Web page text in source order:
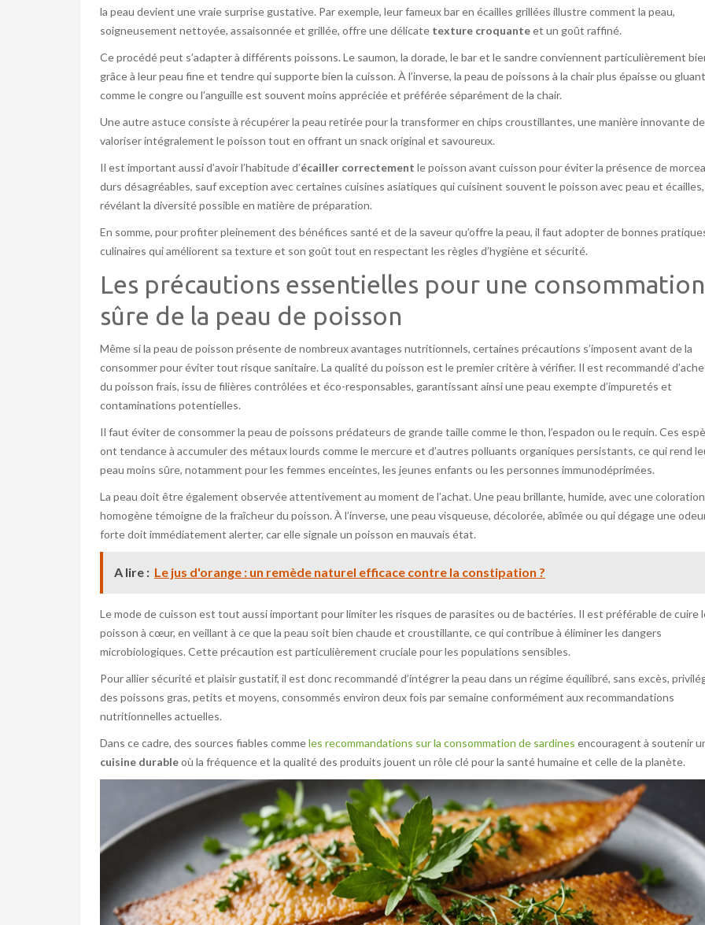
la peau devient une vraie surprise gustative. Par exemple, leur fameux bar en écailles grillées illustre comment la peau,
soigneusement nettoyée, assaisonnée et grillée, offre une délicate texture croquanteet un goût raffiné.
Ce procédé peut s’adapter à différents poissons. Le saumon, la dorade, le bar et le sandre conviennent particulièrement
grâce à leur peau fine et tendre qui supporte bien la cuisson. À l’inverse, la peau de poissons à la chair plus épaisse ou
comme le congre ou l’anguille est souvent moins appréciée et préférée séparément de la chair.
Une autre astuce consiste à récupérer la peau retirée pour la transformer en chips croustillantes, une manière innovante de
valoriser intégralement le poisson tout en offrant un snack original et savoureux.
Il est important aussi d’avoir l’habitude d’écailler correctement le poisson avant cuisson pour éviter la présence de
durs désagréables, sauf exception avec certaines cuisines asiatiques qui cuisinent souvent le poisson avec peau et écailles,
révélant la diversité possible en matière de préparation.
En somme, pour profiter pleinement des bénéfices santé et de la saveur qu’offre la peau, il faut adopter de bonnes
culinaires qui améliorent sa texture et son goût tout en respectant les règles d’hygiène et sécurité.
Les précautions essentielles pour une consommation
sûre de la peau de poisson
Même si la peau de poisson présente de nombreux avantages nutritionnels, certaines précautions s’imposent avant de la
consommer pour éviter tout risque sanitaire. La qualité du poisson est le premier critère à vérifier. Il est recommandé
du poisson frais, issu de filières contrôlées et éco-responsables, garantissant ainsi une peau exempte d’impuretés et
contaminations potentielles.
Il faut éviter de consommer la peau de poissons prédateurs de grande taille comme le thon, l’espadon ou le requin. Ces
ont tendance à accumuler des métaux lourds comme le mercure et d’autres polluants organiques persistants, ce qui rend
peau moins sûre, notamment pour les femmes enceintes, les jeunes enfants ou les personnes immunodéprimées.
La peau doit être également observée attentivement au moment de l’achat. Une peau brillante, humide, avec une coloration
homogène témoigne de la fraîcheur du poisson. À l’inverse, une peau visqueuse, décolorée, abîmée ou qui dégage une
forte doit immédiatement alerter, car elle signale un poisson en mauvais état.
A lire : Le jus d'orange : un remède naturel efficace contre la constipation ?
Le mode de cuisson est tout aussi important pour limiter les risques de parasites ou de bactéries. Il est préférable de cuire
poisson à cœur, en veillant à ce que la peau soit bien chaude et croustillante, ce qui contribue à éliminer les dangers
microbiologiques. Cette précaution est particulièrement cruciale pour les populations sensibles.
Pour allier sécurité et plaisir gustatif, il est donc recommandé d’intégrer la peau dans un régime équilibré, sans excès,
des poissons gras, petits et moyens, consommés environ deux fois par semaine conformément aux recommandations
nutritionnelles actuelles.
Dans ce cadre, des sources fiables commeles recommandations sur la consommation de sardines encouragent à soutenir
cuisine durableoù la fréquence et la qualité des produits jouent un rôle clé pour la santé humaine et celle de la planète.